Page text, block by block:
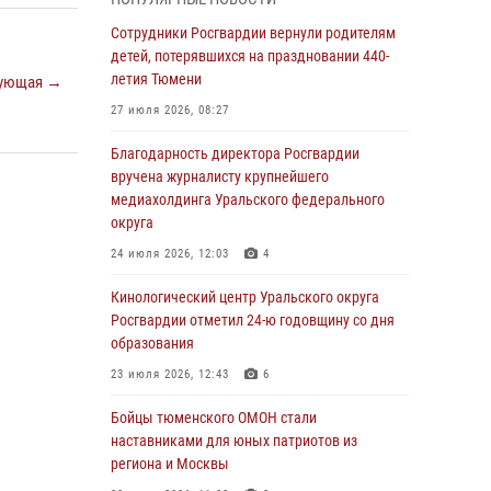
→
05 августа 2026, 09:56 2
Военнослужащие Росгвардии сбили дрон-
Стальной характер продемонстрировали
росгвардейцы в ходе масштабных
спортивных событий на Урале
05 августа 2026, 05:22
В Тюмени сотрудник Росгвардии во
внеслужебное время задержал виновника
ДТП
05 августа 2026, 05:15
Со 101-м Днём рождения поздравили
сотрудники Росгвардии труженицу тыла из
Тюмени
Сотрудники Росгвардии вернули родителям
детей, потерявшихся на праздновании 440-
летия Тюмени
27 июля 2026, 08:27
Благодарность директора Росгвардии
вручена журналисту крупнейшего
медиахолдинга Уральского федерального
округа
24 июля 2026, 12:03 4
Кинологический центр Уральского округа
Росгвардии отметил 24-ю годовщину со дня
образования
23 июля 2026, 12:43 6
Бойцы тюменского ОМОН стали
наставниками для юных патриотов из
региона и Москвы